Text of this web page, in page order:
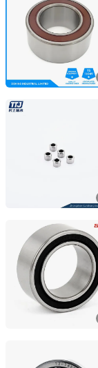
Hebei, China
Zhongshan
Guangdong,
Shandong
Shandong,
Changzhou ZHH